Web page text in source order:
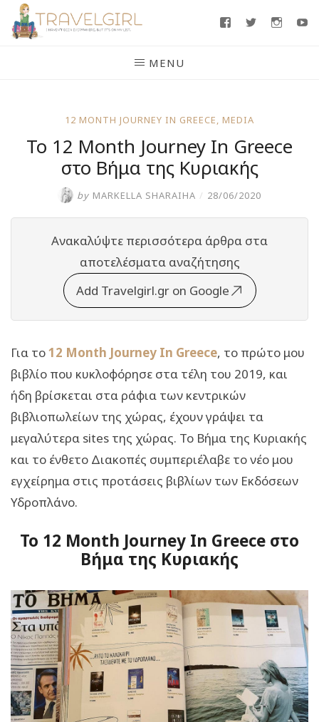
Skip
FacebookTwitter
MENU
12 MONTH JOURNEY IN GREECE, MEDIA
Το 12 Month Journey In Greece
στο Βήμα της Κυριακής
by MARKELLA SHARAIHA / 28/06/2020
Ανακαλύψτε περισσότερα άρθρα στα
αποτελέσματα αναζήτησης
Add Travelgirl.gr on Google
Για το12 Month Journey In Greece, το πρώτο μου
βιβλίο που κυκλοφόρησε στα τέλη του 2019, και
ήδη βρίσκεται στα ράφια των κεντρικών
βιβλιοπωλείων της χώρας, έχουν γράψει τα
μεγαλύτερα sites της χώρας. Το Βήμα της Κυριακής
και το ένθετο Διακοπές συμπεριέλαβε το νέο μου
εγχείρημα στις προτάσεις βιβλίων των Εκδόσεων
Υδροπλάνο.
Το 12 Month Journey In Greece στο
Βήμα της Κυριακής